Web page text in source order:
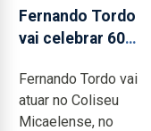
Fernando Tordo
vai celebrar 60
no Coliseu
Micaelense
Fernando Tordo vai
atuar no Coliseu
Micaelense, no